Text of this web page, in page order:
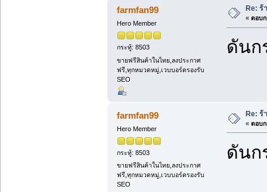
farmfan99
Hero Member
กระทู้: 8503
ขายฟรีสินค้าในไทย,ลงประกาศ
ฟรี,ทุกหมวดหมู่,เวบบอร์ดรองรับ
SEO
Re: ร้
« ตอบก
ดันก
farmfan99
Hero Member
กระทู้: 8503
ขายฟรีสินค้าในไทย,ลงประกาศ
ฟรี,ทุกหมวดหมู่,เวบบอร์ดรองรับ
SEO
Re: ร้
« ตอบก
ดันก